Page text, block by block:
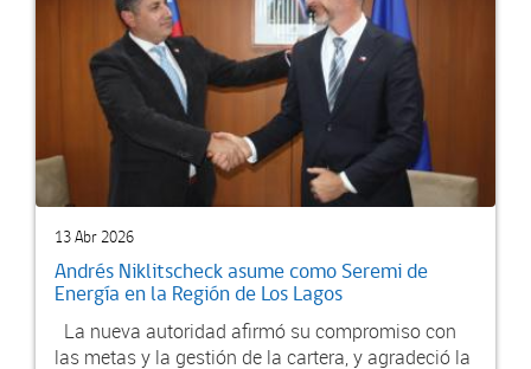
13 Abr 2026
Andrés Niklitscheck asume como Seremi de
Energía en la Región de Los Lagos
La nueva autoridad afirmó su compromiso con
las metas y la gestión de la cartera, y agradeció la